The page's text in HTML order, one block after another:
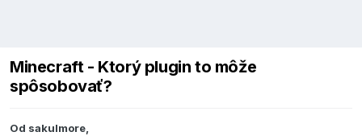
Minecraft - Ktorý plugin to môže
spôsobovať?
Od sakulmore,